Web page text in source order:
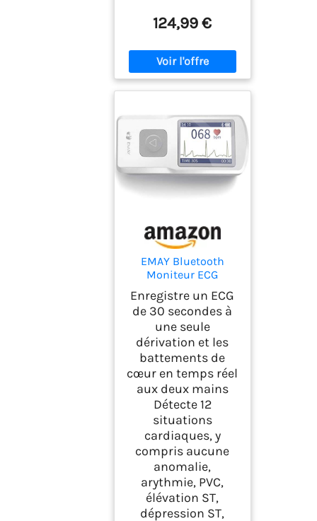
124,99 €
EMAY Bluetooth
Moniteur ECG
Portable (for iPhone
& Android, Mac &
Windows), Moniteur
ECG Personnel sans
Fil, Mobile
Electrocardiographe,
Mesure la fréquence
Cardiaque, ECG et Les
symptômes (EMG-
20)
Enregistre un ECG
de 30 secondes à
une seule
dérivation et les
battements de
cœur en temps réel
aux deux mains
Détecte 12
situations
cardiaques, y
compris aucune
anomalie,
arythmie, PVC,
élévation ST,
dépression ST,